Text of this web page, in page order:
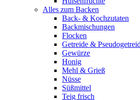
Alles zum Backen
Back- & Kochzutaten
Backmischungen
Flocken
Getreide &
Gewürze
Honig
Mehl & Grieß
Nüsse
Süßmittel
Teig frisch